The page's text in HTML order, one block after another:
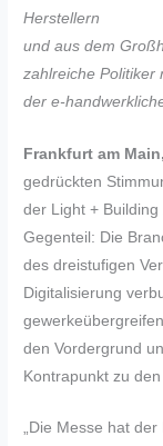
Herstellern
und aus dem
zahlreiche Politiker
der e-
Frankfurt am
gedrückten
der Light +
Gegenteil: Die
des dreistufigen
Digitalisierung
den Vordergrund
Kontrapunkt zu
„Die Messe hat